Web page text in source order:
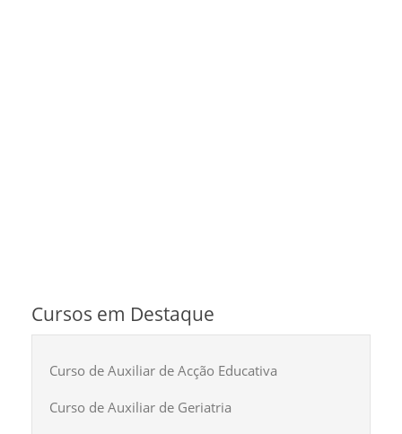
Cursos em Destaque
Curso de Auxiliar de Acção Educativa
Curso de Auxiliar de Geriatria